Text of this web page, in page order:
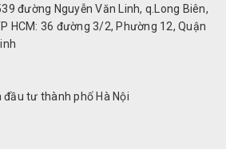
đường Nguyễn Văn Linh, q.Long Biên,
HCM: 36 đường 3/2, Phường 12, Quận
đầu tư thành phố Hà Nội